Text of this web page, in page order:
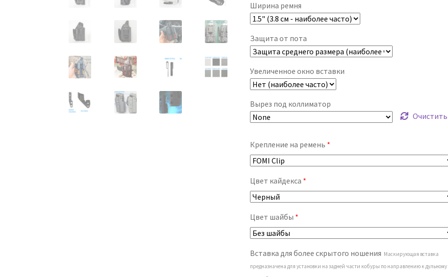
Ширина ремня
Защита от пота
Увеличенное окно вставки
Вырез под коллиматор
Очистить
Крепление на ремень *
Цвет кайдекса *
Цвет шайбы *
Вставка для более скрытого ношения Маскирующая вставка
предназначена для установки на задней части кобуры по направлению к дульному